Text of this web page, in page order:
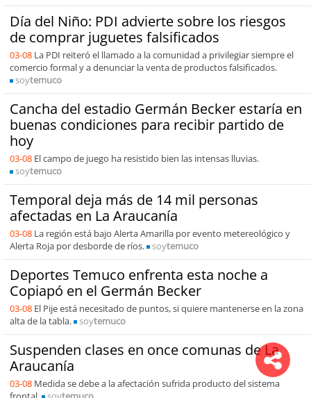
Día del Niño: PDI advierte sobre los riesgos
de comprar juguetes falsificados
03-08 La PDI reiteró el llamado a la comunidad a privilegiar siempre el
comercio formal y a denunciar la venta de productos falsificados.
soytemuco
Cancha del estadio Germán Becker estaría en
buenas condiciones para recibir partido de
hoy
03-08 El campo de juego ha resistido bien las intensas lluvias.
soytemuco
Temporal deja más de 14 mil personas
afectadas en La Araucanía
03-08 La región está bajo Alerta Amarilla por evento metereológico y
Alerta Roja por desborde de ríos.
soytemuco
Deportes Temuco enfrenta esta noche a
Copiapó en el Germán Becker
03-08 El Pije está necesitado de puntos, si quiere mantenerse en la zona
alta de la tabla.
soytemuco
Suspenden clases en once comunas de La
Araucanía
03-08 Medida se debe a la afectación sufrida producto del sistema